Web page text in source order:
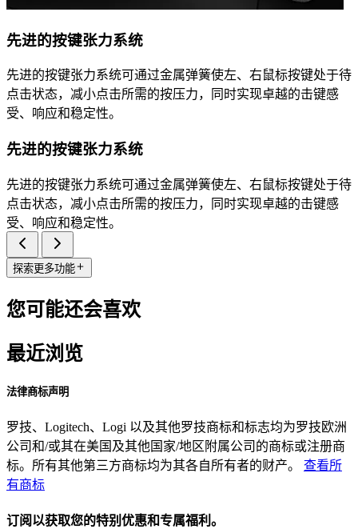
先进的按键张力系统
先进的按键张力系统可通过金属弹簧使左、右鼠标按键处于待
点击状态，减小点击所需的按压力，同时实现卓越的击键感
受、响应和稳定性。
先进的按键张力系统
先进的按键张力系统可通过金属弹簧使左、右鼠标按键处于待
点击状态，减小点击所需的按压力，同时实现卓越的击键感
受、响应和稳定性。
探索更多功能
您可能还会喜欢
最近浏览
法律商标声明
罗技、Logitech、Logi 以及其他罗技商标和标志均为罗技欧洲
公司和/或其在美国及其他国家/地区附属公司的商标或注册商
标。所有其他第三方商标均为其各自所有者的财产。 查看所
有商标
订阅以获取您的特别优惠和专属福利。